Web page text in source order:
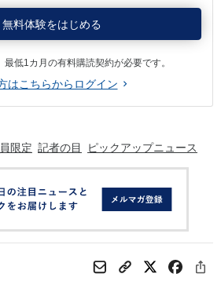
無料体験をはじめる
低1カ月の有料購読契約が必要です。
はこちらからログイン
限定 記者の目 ピックアップニュース